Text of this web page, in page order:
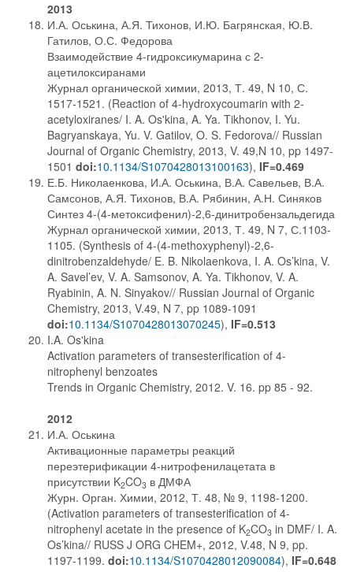
2013
И.А. Оськина, А.Я. Тихонов, И.Ю. Багрянская, Ю.В.
Гатилов, О.С. Федорова
Взаимодействие 4-гидроксикумарина с 2-
ацетилоксиранами
Журнал органической химии, 2013, Т. 49, N 10, С.
1517-1521. (Reaction of 4-hydroxycoumarin with 2-
acetyloxiranes/ I. A. Os'kina, A. Ya. Tikhonov, I. Yu.
Bagryanskaya, Yu. V. Gatilov, O. S. Fedorova// Russian
Journal of Organic Chemistry, 2013, V. 49,N 10, pp 1497-
1501 doi:10.1134/S1070428013100163), IF=0.469
Е.Б. Николаенкова, И.А. Оськина, В.А. Савельев, В.А.
Самсонов, А.Я. Тихонов, В.А. Рябинин, А.Н. Синяков
Синтез 4-(4-метоксифенил)-2,6-динитробензальдегида
Журнал органической химии, 2013, Т. 49, N 7, С.1103-
1105. (Synthesis of 4-(4-methoxyphenyl)-2,6-
dinitrobenzaldehyde/ E. B. Nikolaenkova, I. A. Os’kina, V.
A. Savel’ev, V. A. Samsonov, A. Ya. Tikhonov, V. A.
Ryabinin, A. N. Sinyakov// Russian Journal of Organic
Chemistry, 2013, V.49, N 7, pp 1089-1091
doi:10.1134/S1070428013070245), IF=0.513
I.A. Os'kina
Activation parameters of transesterification of 4-
nitrophenyl benzoates
Trends in Organic Chemistry, 2012. V. 16. pp 85 - 92.
2012
И.А. Оськина
Активационные параметры реакций
переэтерификации 4-нитрофенилацетата в
присутствии K2CO3 в ДМФА
Журн. Орган. Химии, 2012, Т. 48, № 9, 1198-1200.
(Activation parameters of transesterification of 4-
nitrophenyl acetate in the presence of K2CO3 in DMF/ I. A.
Os’kina// RUSS J ORG CHEM+, 2012, V.48, N 9, pp.
1197-1199. doi:10.1134/S1070428012090084), IF=0.648